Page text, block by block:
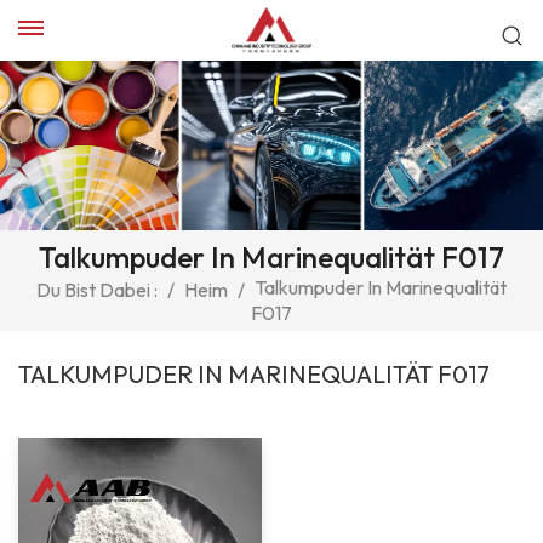
Talkumpuder In Marinequalität F017
Du Bist Dabei : / Heim / Talkumpuder In Marinequalität
F017
TALKUMPUDER IN MARINEQUALITÄT F017